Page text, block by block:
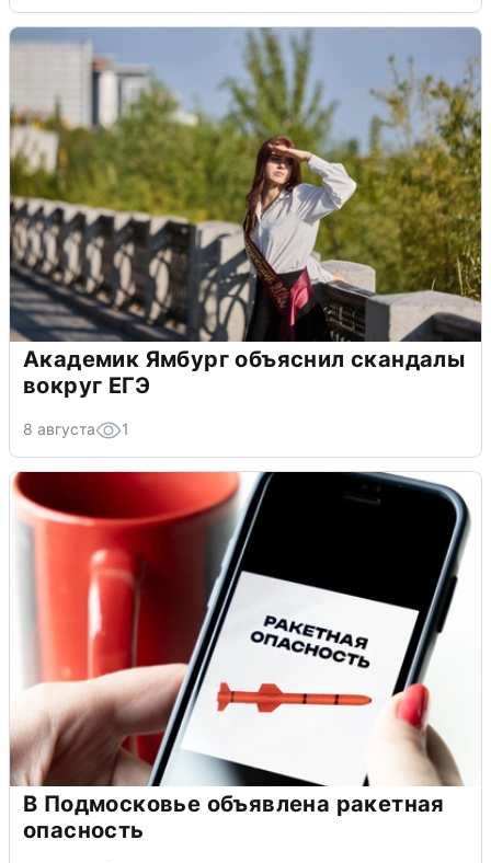
Академик Ямбург объяснил скандалы
вокруг ЕГЭ
8 августа 1
В Подмосковье объявлена ракетная
опасность